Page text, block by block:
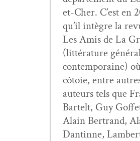
et-Cher. C’est en
qu’il intè­gre la
Les Amis de La
(lit­téra­ture
con­tem­po­raine)
côtoie, entre
auteurs tels que
Bartelt, Guy
Alain Bertrand,
Dan­tinne,